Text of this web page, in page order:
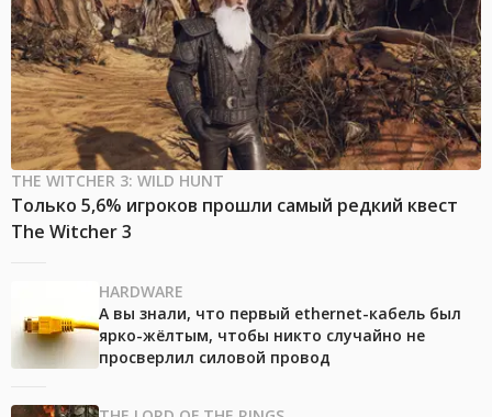
THE WITCHER 3: WILD HUNT
Только 5,6% игроков прошли самый редкий квест
The Witcher 3
HARDWARE
А вы знали, что первый ethernet-кабель был
ярко-жёлтым, чтобы никто случайно не
просверлил силовой провод